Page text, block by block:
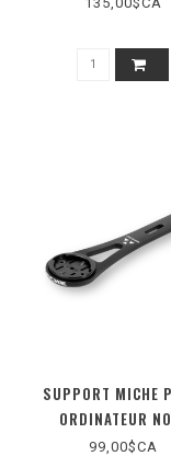
SUPPORT MICHE
ORDINATEUR
99,00$CA